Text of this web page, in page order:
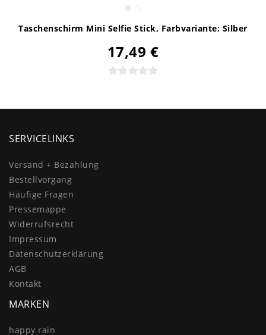
Taschenschirm Mini Selfie Stick, Farbvariante: Silber
17,49 €
SERVICELINKS
Versand + Bezahlung
Bestellvorgang
Häufige Fragen
Pressemappe
Widerrufs­recht
Impressum
Daten­schutz­erklärung
AGB
Kontakt
MARKEN
happy rain